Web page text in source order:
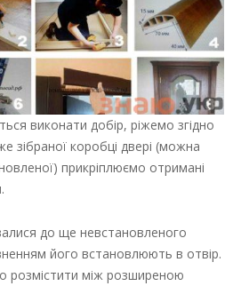
виконати добір, ріжемо згідно
зібраної коробці двері (можна
прикріплюємо отримані
до ще невстановленого
його встановлюють в отвір.
розмістити між розширеною